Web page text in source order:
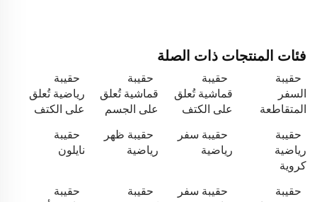
فئات المنتجات ذات الصلة
حقيبة
السفر
المتقاطعة
حقيبة
قماشية تُعلق
على الكتف
حقيبة
قماشية تُعلق
على الجسم
حقيبة
رياضية تُعلق
على الكتف
حقيبة
رياضية
كروية
حقيبة سفر
رياضية
حقيبة ظهر
رياضية
حقيبة
نايلون
حقيبة
حقيبة سفر
حقيبة
حقيبة